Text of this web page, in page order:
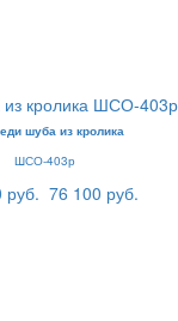
шуба из кролика
ШСО-403р
руб. 76 100 руб.